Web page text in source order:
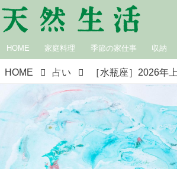
HOME 家庭料理 季節の家仕事 収納
HOME 占い